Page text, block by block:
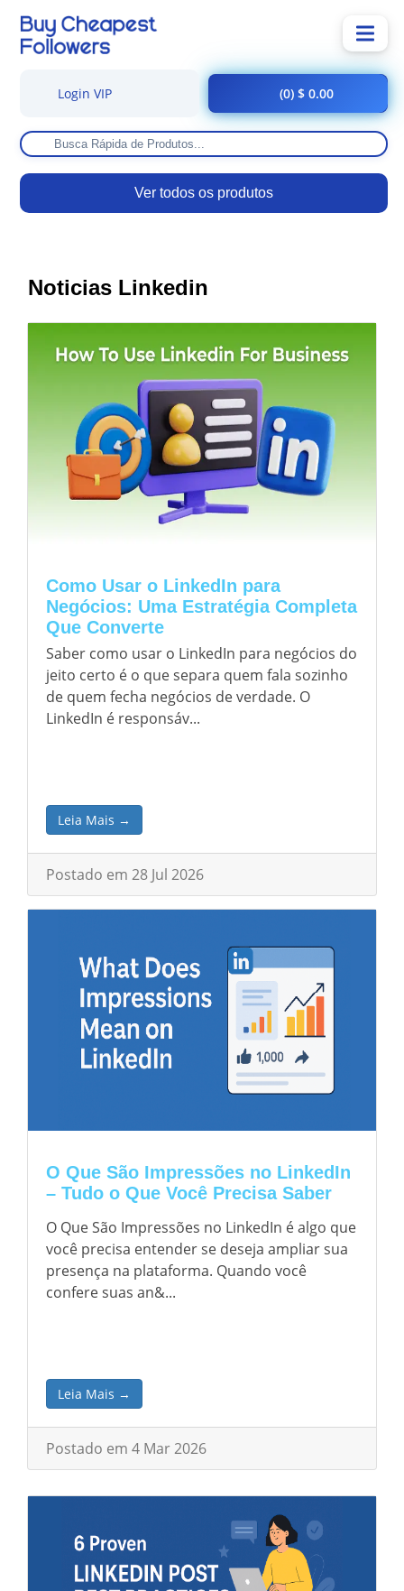
Ver todos os produtos
Login VIP (0) $ 0.00
Noticias Linkedin
Como Usar o LinkedIn para
Negócios: Uma Estratégia Completa
Que Converte
Saber como usar o LinkedIn para negócios do
jeito certo é o que separa quem fala sozinho
de quem fecha negócios de verdade. O
LinkedIn é responsáv...
Leia Mais →
Postado em 28 Jul 2026
O Que São Impressões no LinkedIn
– Tudo o Que Você Precisa Saber
O Que São Impressões no LinkedIn é algo que
você precisa entender se deseja ampliar sua
presença na plataforma. Quando você
confere suas an&...
Leia Mais →
Postado em 4 Mar 2026